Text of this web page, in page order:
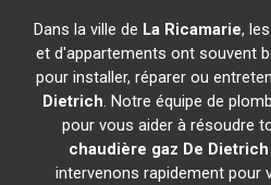
Dans la ville de La Ricamarie,
et d'appartements ont souvent
pour installer, réparer ou
Dietrich. Notre équipe de
pour vous aider à résoudre
chaudière gaz De Dietrich
intervenons rapidement pour